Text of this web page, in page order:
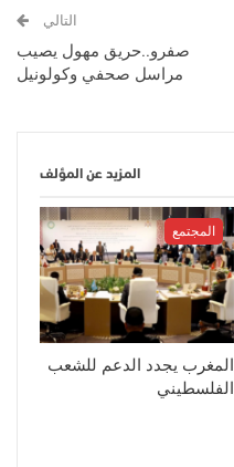
التالي
صفرو..حريق مهول يصيب
مراسل صحفي وكولونيل
المزيد عن المؤلف
المجتمع
المغرب يجدد الدعم للشعب
الفلسطيني